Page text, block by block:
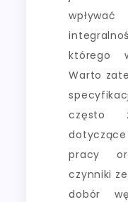
którego
Warto
często
pracy
czynniki
dobór